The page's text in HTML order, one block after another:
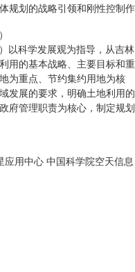
规划的战略引领和刚性控制作
以科学发展观为指导，从吉林
用的基本战略、主要目标和重
为重点、节约集约用地为核
发展的要求，明确土地利用的
府管理职责为核心，制定规划
应用中心 中国科学院空天信息